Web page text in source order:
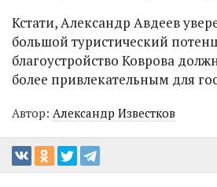
Кстати, Александр Авдеев
большой туристический
благоустройство Коврова
более привлекательным для
Автор: Александр Известков